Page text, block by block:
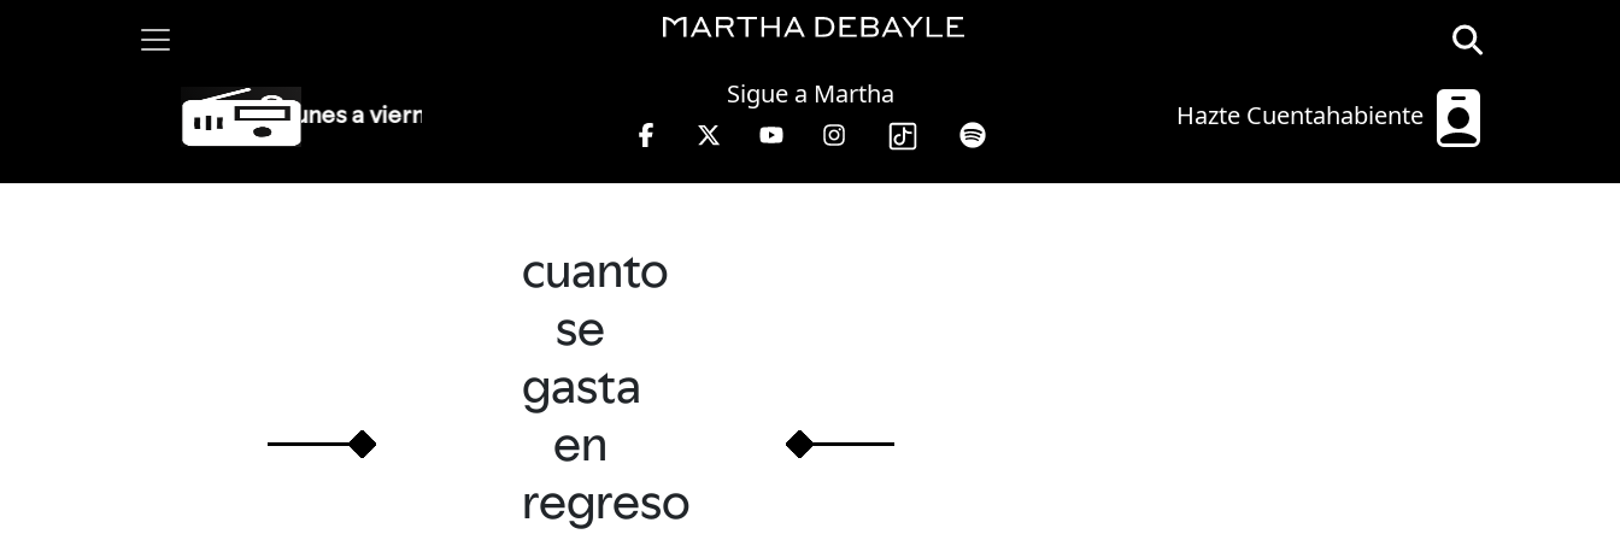
Hazte Cuentahabiente
Sigue a Martha
Martha Debayle en W, lunes a viernes de 10 a 13 hrs.
cuanto
se
gasta
en
regreso